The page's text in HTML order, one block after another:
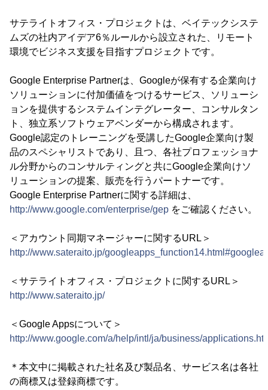
サテライトオフィス・プロジェクトは、ベイテックシステ
ムズの社内アイデア6％ルールから設立された、リモート
環境でビジネス支援を目指すプロジェクトです。
Google Enterprise Partnerは、Googleが保有する企業向け
ソリューションに付加価値をつけるサービス、ソリューシ
ョンを提供するシステムインテグレーター、コンサルタン
ト、独立系ソフトウェアベンダーから構成されます。
Google認定のトレーニングを受講したGoogle企業向け製
品のスペシャリストであり、且つ、各社プロフェッショナ
ル分野からのコンサルティングと共にGoogle企業向けソ
リューションの提案、販売を行うパートナーです。
Google Enterprise Partnerに関する詳細は、
http://www.google.com/enterprise/gep をご確認ください。
＜アカウント同期マネージャーに関するURL＞
http://www.sateraito.jp/
＜サテライトオフィス・プロジェクトに関するURL＞
http://www.sateraito.jp/
＜Google Appsについて＞
http://www.google.com/a/help/intl/ja/business/
＊本文中に掲載された社名及び製品名、サービス名は各社
の商標又は登録商標です。